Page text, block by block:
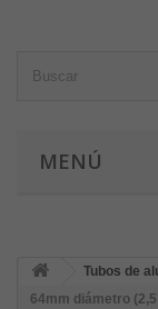
MENÚ
Tubos de
64mm diámetro